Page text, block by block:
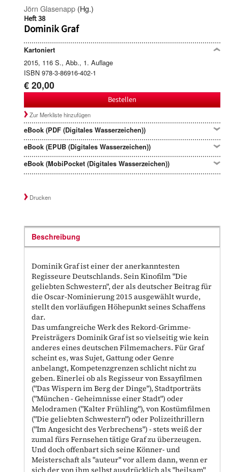
Jörn Glasenapp (Hg.)
Heft 38
Dominik Graf
Kartoniert
2015, 116 S., Abb., 1. Auflage
ISBN 978-3-86916-402-1
€ 20,00
Bestellen
Zur Merkliste hinzufügen
eBook (PDF (Digitales Wasserzeichen))
eBook (EPUB (Digitales Wasserzeichen))
eBook (MobiPocket (Digitales Wasserzeichen))
Drucken
Beschreibung
Dominik Graf ist einer der anerkanntesten
Regisseure Deutschlands. Sein Kinofilm "Die
geliebten Schwestern", der als deutscher Beitrag für
die Oscar-Nominierung 2015 ausgewählt wurde,
stellt den vorläufigen Höhepunkt seines Schaffens
dar.
Das umfangreiche Werk des Rekord-Grimme-
Preisträgers Dominik Graf ist so vielseitig wie kein
anderes eines deutschen Filmemachers. Für Graf
scheint es, was Sujet, Gattung oder Genre
anbelangt, Kompetenzgrenzen schlicht nicht zu
geben. Einerlei ob als Regisseur von Essayfilmen
("Das Wispern im Berg der Dinge"), Stadtporträts
("München - Geheimnisse einer Stadt") oder
Melodramen ("Kalter Frühling"), von Kostümfilmen
("Die geliebten Schwestern") oder Polizeithrillern
("Im Angesicht des Verbrechens") - stets weiß der
zumal fürs Fernsehen tätige Graf zu überzeugen.
Und doch offenbart sich seine Könner- und
Meisterschaft als "auteur" vor allem dann, wenn er
sich der von ihm selbst ausdrücklich als "heilsam"